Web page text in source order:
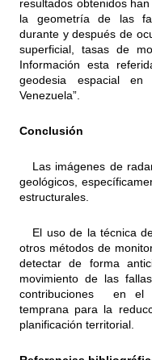
resultados obtenidos
la geometría de las
durante y después de
superficial, tasas de
Información esta
geodesia espacial
Venezuela”.
Conclusión
Las imágenes de
geológicos,
estructurales.
El uso de la técnica
otros métodos de
detectar de forma
movimiento de las
contribuciones en el
temprana para la
planificación territorial.